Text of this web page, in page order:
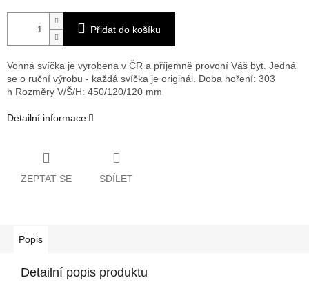
Přidat do košíku
Vonná svíčka je vyrobena v ČR a příjemně provoní Váš byt. Jedná
se o ruční výrobu - každá svíčka je originál. Doba hoření: 303
h Rozměry V/Š/H: 450/120/120 mm
Detailní informace
ZEPTAT SE SDÍLET
Popis
Detailní popis produktu